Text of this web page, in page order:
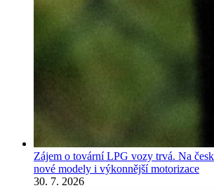
Zájem o tovární LPG vozy trvá. Na
nové modely i výkonnější motorizace
30. 7. 2026